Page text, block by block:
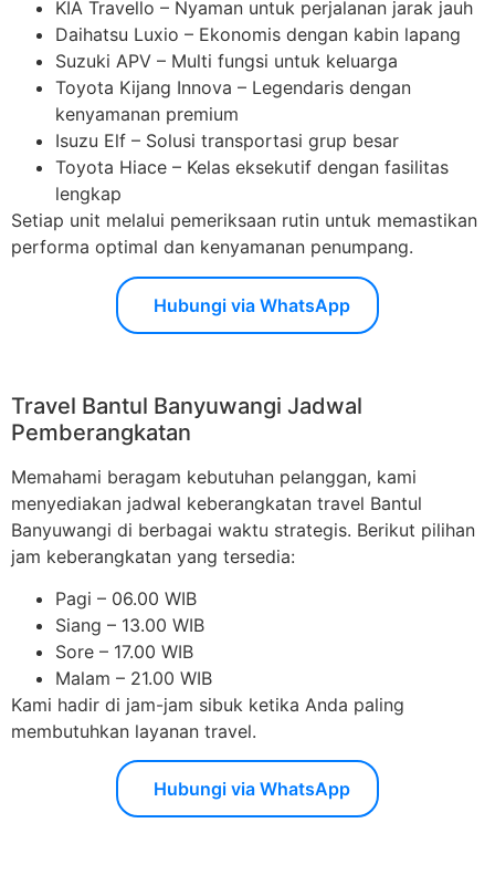
KIA Travello – Nyaman untuk perjalanan jarak jauh
Daihatsu Luxio – Ekonomis dengan kabin lapang
Suzuki APV – Multi fungsi untuk keluarga
Toyota Kijang Innova – Legendaris dengan
kenyamanan premium
Isuzu Elf – Solusi transportasi grup besar
Toyota Hiace – Kelas eksekutif dengan fasilitas
lengkap
Setiap unit melalui pemeriksaan rutin untuk memastikan
performa optimal dan kenyamanan penumpang.
Hubungi via WhatsApp
Travel Bantul Banyuwangi Jadwal
Pemberangkatan
Memahami beragam kebutuhan pelanggan, kami
menyediakan jadwal keberangkatan travel Bantul
Banyuwangi di berbagai waktu strategis. Berikut pilihan
jam keberangkatan yang tersedia:
Pagi – 06.00 WIB
Siang – 13.00 WIB
Sore – 17.00 WIB
Malam – 21.00 WIB
Kami hadir di jam-jam sibuk ketika Anda paling
membutuhkan layanan travel.
Hubungi via WhatsApp